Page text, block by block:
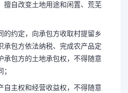
擅自改变土地用途和闲置、荒芜
的约定，向承包方收取村提留乡
承包方依法纳税、完成农产品定
承包方的土地承包权，不得随意
自主权和经营收益权，不得随意